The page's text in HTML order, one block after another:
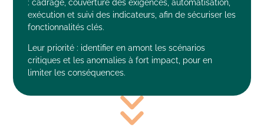
: cadrage, couverture des exigences, automatisation,
exécution et suivi des indicateurs, afin de sécuriser les
fonctionnalités clés.
Leur priorité : identifier en amont les scénarios
critiques et les anomalies à fort impact, pour en
limiter les conséquences.